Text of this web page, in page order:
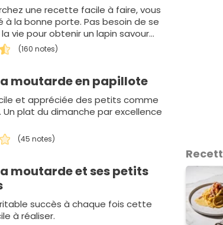
une recette facile à faire, vous
à la bonne porte. Pas besoin de se
vie pour obtenir un lapin savour…
(160 notes)
moutarde en papillote
et appréciée des petits comme
Un plat du dimanche par excellence
(45 notes)
moutarde et ses petits
succès à chaque fois cette
à réaliser.